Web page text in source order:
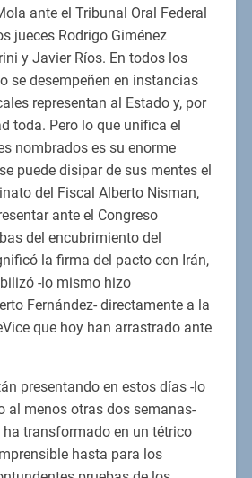
ante el Tribunal Oral Federal
jueces Rodrigo Giménez
y Javier Ríos. En todos los
se desempeñen en instancias
representan al Estado y, por
toda. Pero lo que unifica el
nombrados es su enorme
puede disipar de sus mentes el
del Fiscal Alberto Nisman,
ante el Congreso
del encubrimiento del
la firma del pacto con Irán,
-lo mismo hizo
Fernández- directamente a la
que hoy han arrastrado ante
presentando en estos días -lo
al menos otras dos semanas-
transformado en un tétrico
hasta para los